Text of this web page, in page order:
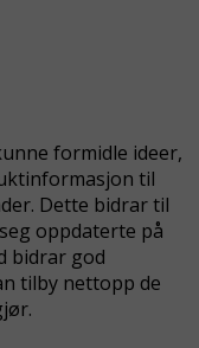
formidle ideer,
til
Dette bidrar til
oppdaterte på
bidrar god
tilby nettopp de